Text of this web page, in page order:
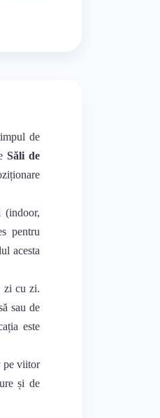
de
Săli de
(indoor,
pentru
acesta
zi cu zi.
sau de
este
pe viitor
și de